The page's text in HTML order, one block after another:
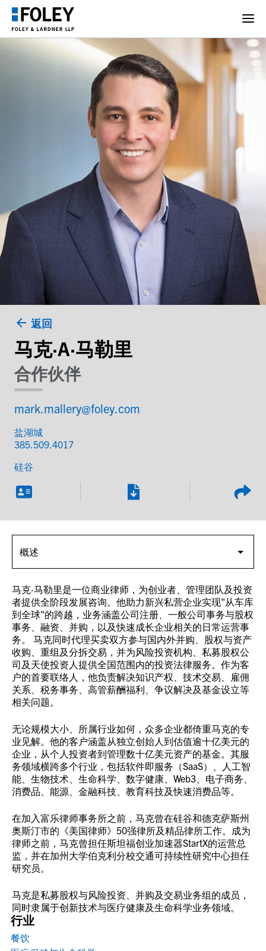
返回
马克·A·马勒里
合作伙伴
mark.mallery@foley.com
盐湖城
385.509.4017
硅谷
行业
餐饮
马克·马勒里是一位商业律师，为创业者、管理团队及投资
者提供全阶段发展咨询。他助力新兴私营企业实现"从车库
到全球"的跨越，业务涵盖公司注册、一般公司事务与股权
事务、融资、并购，以及快速成长企业相关的日常运营事
务。 马克同时代理买卖双方参与国内外并购、股权与资产
收购、重组及分拆交易，并为风险投资机构、私募股权公
司及天使投资人提供全国范围内的投资法律服务。作为客
户的首要联络人，他负责解决知识产权、技术交易、雇佣
关系、税务事务、高管薪酬福利、争议解决及基金设立等
相关问题。
无论规模大小、所属行业如何，众多企业都倚重马克的专
业见解。他的客户涵盖从独立创始人到估值逾十亿美元的
企业，从个人投资者到管理数十亿美元资产的基金。其服
务领域横跨多个行业，包括软件即服务（SaaS）、人工智
能、生物技术、生命科学、数字健康、Web3、电子商务、
消费品、能源、金融科技、教育科技及快速消费品等。
在加入富乐律师事务所之前，马克曾在硅谷和德克萨斯州
奥斯汀市的《美国律师》50强律所及精品律所工作。成为
律师之前，马克曾担任斯坦福创业加速器StartX的运营总
监，并在加州大学伯克利分校交通可持续性研究中心担任
研究员。
马克是私募股权与风险投资、并购及交易业务组的成员，
同时隶属于创新技术与医疗健康及生命科学业务领域。